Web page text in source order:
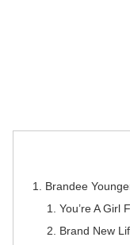
Brandee
You’re A Girl
Brand New